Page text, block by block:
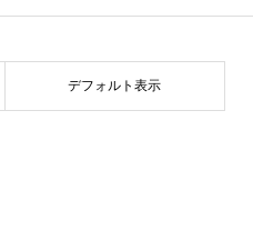
デフォルト表示